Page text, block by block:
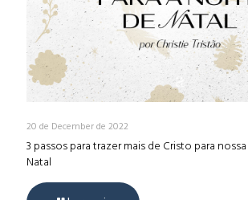
20 de December de 2022
3 passos para trazer mais de Cristo para
Natal